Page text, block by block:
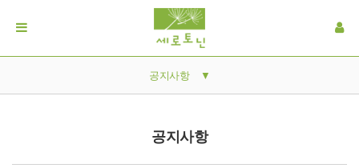
공지사항 ▼
갤러리
공지사항